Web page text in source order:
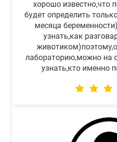
хорошо
будет определить
месяца
узнать,как
лабораторию,можно на
узнать,кто именно